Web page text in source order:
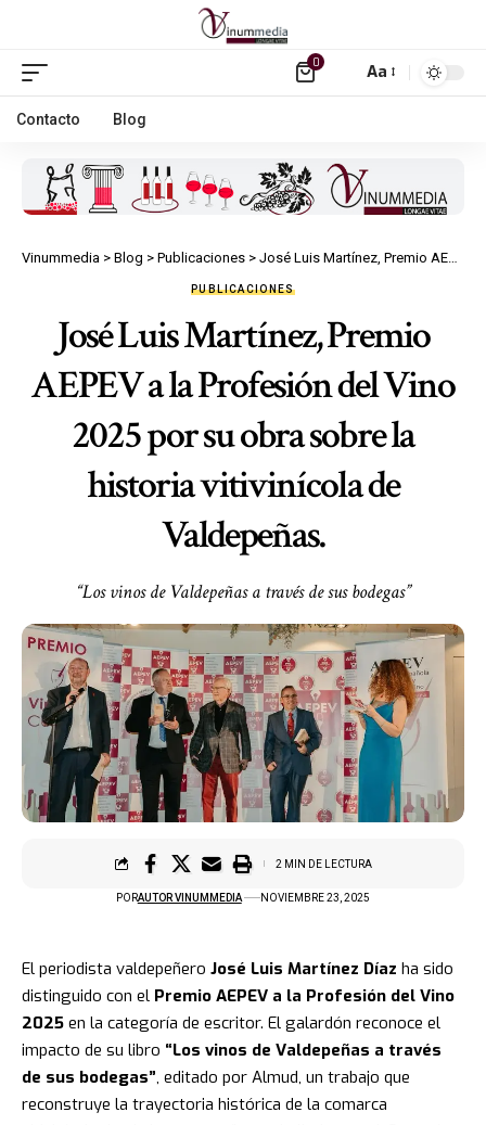
0 Aa
Contacto Blog
Vinummedia > Blog > Publicaciones > José Luis Martínez, Premio AEPEV a la Profesión del Vino 2025 por su obra sobre la historia vitivinícola de Valdepeñas.
PUBLICACIONES
José Luis Martínez, Premio
AEPEV a la Profesión del Vino
2025 por su obra sobre la
historia vitivinícola de
Valdepeñas.
“Los vinos de Valdepeñas a través de sus bodegas”
PORAUTOR VINUMMEDIA NOVIEMBRE 23, 2025
2 MIN DE LECTURA
El periodista valdepeñero José Luis Martínez Díaz ha sido
distinguido con el Premio AEPEV a la Profesión del Vino
2025 en la categoría de escritor. El galardón reconoce el
impacto de su libro “Los vinos de Valdepeñas a través
de sus bodegas”, editado por Almud, un trabajo que
reconstruye la trayectoria histórica de la comarca